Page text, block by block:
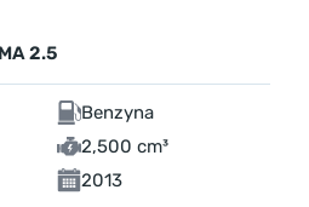
2.5
Benzyna
2,500 cm³
2013